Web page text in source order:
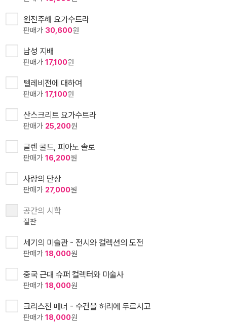
원전주해 요가수트라
판매가 30,600원
남성 지배
판매가 17,100원
텔레비전에 대하여
판매가 17,100원
산스크리트 요가수트라
판매가 25,200원
글렌 굴드, 피아노 솔로
판매가 16,200원
사랑의 단상
판매가 27,000원
공간의 시학
절판
세기의 미술관 - 전시와 컬렉션의 도전
판매가 18,000원
중국 근대 슈퍼 컬렉터와 미술사
판매가 18,000원
크리스천 매너 - 수건을 허리에 두르시고
판매가 18,000원